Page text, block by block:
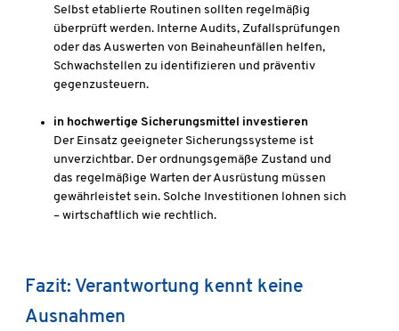
Selbst etablierte Routinen sollten regelmäßig
überprüft werden. Interne Audits, Zufallsprüfungen
oder das Auswerten von Beinaheunfällen helfen,
Schwachstellen zu identifizieren und präventiv
gegenzusteuern.
in hochwertige Sicherungsmittel investieren
Der Einsatz geeigneter Sicherungssysteme ist
unverzichtbar. Der ordnungsgemäße Zustand und
das regelmäßige Warten der Ausrüstung müssen
gewährleistet sein. Solche Investitionen lohnen sich
– wirtschaftlich wie rechtlich.
Fazit: Verantwortung kennt keine
Ausnahmen